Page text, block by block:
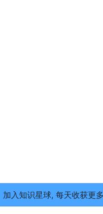
加入知识星球, 每天收获更